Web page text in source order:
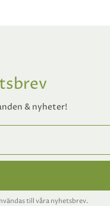
& nyheter!
till våra nyhetsbrev.